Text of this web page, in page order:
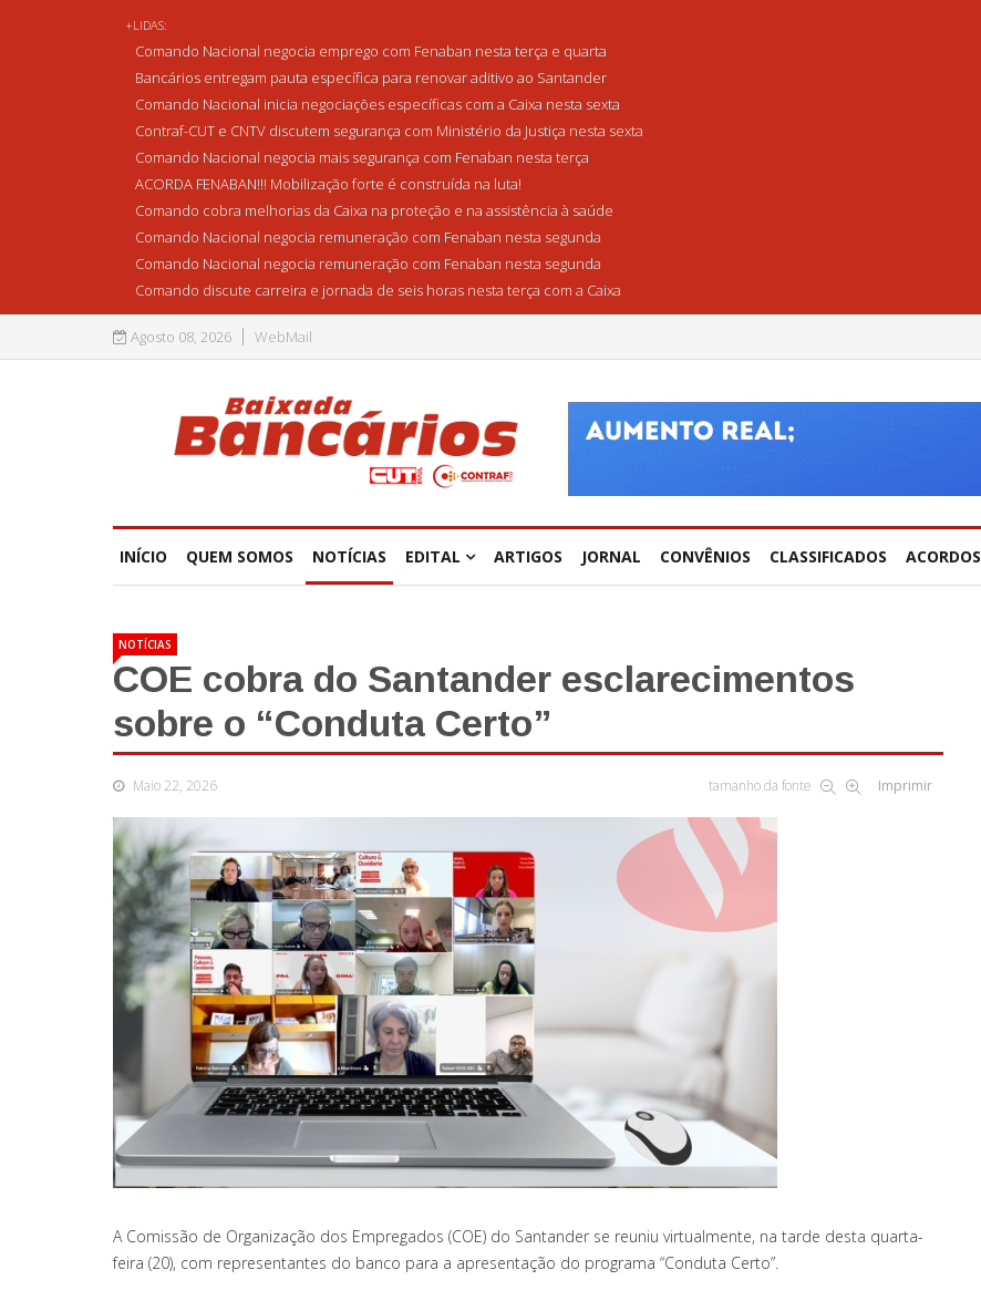
+LIDAS:
Comando Nacional negocia emprego com Fenaban nesta terça e quarta
Bancários entregam pauta específica para renovar aditivo ao Santander
Comando Nacional inicia negociações específicas com a Caixa nesta sexta
Contraf-CUT e CNTV discutem segurança com Ministério da Justiça nesta sexta
Comando Nacional negocia mais segurança com Fenaban nesta terça
ACORDA FENABAN!!! Mobilização forte é construída na luta!
Comando cobra melhorias da Caixa na proteção e na assistência à saúde
Comando Nacional negocia remuneração com Fenaban nesta segunda
Comando Nacional negocia remuneração com Fenaban nesta segunda
Comando discute carreira e jornada de seis horas nesta terça com a Caixa
Agosto 08, 2026 WebMail
INÍCIO QUEM SOMOS NOTÍCIAS EDITAL ARTIGOS JORNAL CONVÊNIOS CLASSIFICADOS ACORDOS
NOTÍCIAS
COE cobra do Santander esclarecimentos
sobre o “Conduta Certo”
Maio 22, 2026 tamanho da fonte Imprimir
A Comissão de Organização dos Empregados (COE) do Santander se reuniu virtualmente, na tarde desta quarta-
feira (20), com representantes do banco para a apresentação do programa “Conduta Certo”.